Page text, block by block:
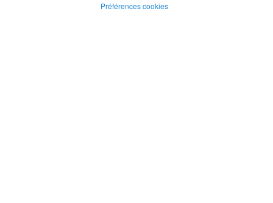
Préférences cookies